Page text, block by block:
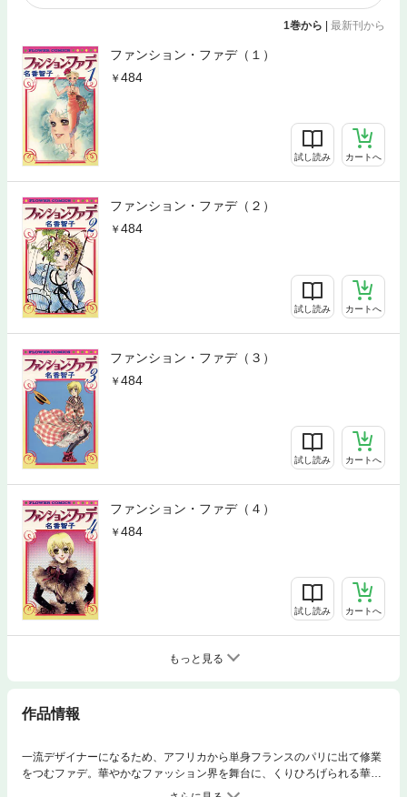
1巻から 最新刊から
ファンション・ファデ（１）
484
試し読み カートへ
ファンション・ファデ（２）
484
試し読み カートへ
ファンション・ファデ（３）
484
試し読み カートへ
ファンション・ファデ（４）
484
試し読み カートへ
もっと見る
作品情報
一流デザイナーになるため、アフリカから単身フランスのパリに出て修業
をつむファデ。華やかなファッション界を舞台に、くりひろげられる華麗
なロマンの世界。週刊少女コミック・昭和53年第4／5号より大好評で連載